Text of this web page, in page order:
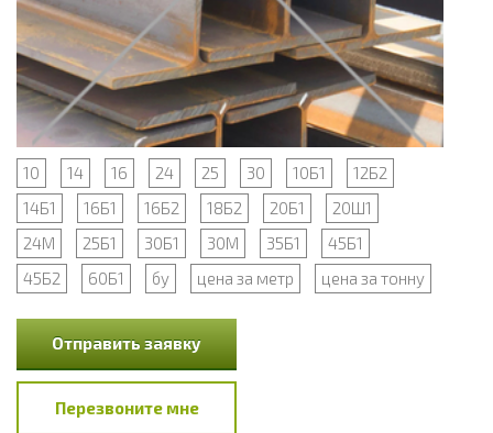
10 14 16 24 25 30 10Б1
12Б2
14Б1
16Б1 16Б2 18Б2 20Б1
20Ш1
24М
25Б1 30Б1 30М 35Б1
45Б1
45Б2
60Б1 бу цена за метр цена за тонну
Отправить заявку
Перезвоните мне